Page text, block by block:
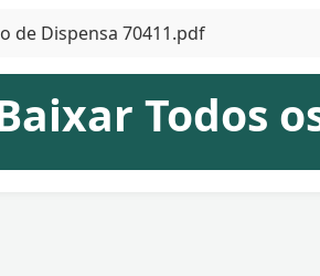
de Dispensa 70411.pdf
Todos